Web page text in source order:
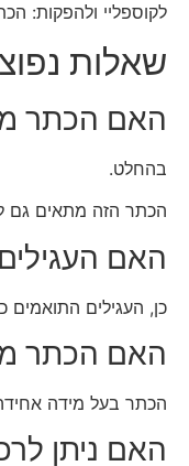
לקוספליי ולהפקות:
שאלות
האם הכתר
בהחלט.
הכתר הזה מתאים גם
האם
כן, העגילים התואמים
האם הכתר
הכתר בעל מידה
האם ניתן